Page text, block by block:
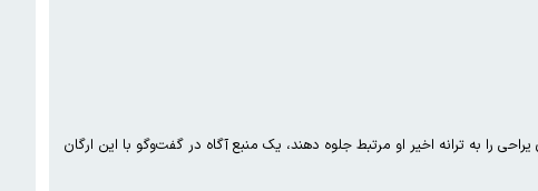
در حالی که رسانه‌های معاند تلاش می‌کنند اجرای حکم ۷۴ ضربه شلاق مهدی یراحی را به ترانه اخیر او مرتبط جلوه دهند، یک منبع آگاه در گفت‌وگو با این ارگان